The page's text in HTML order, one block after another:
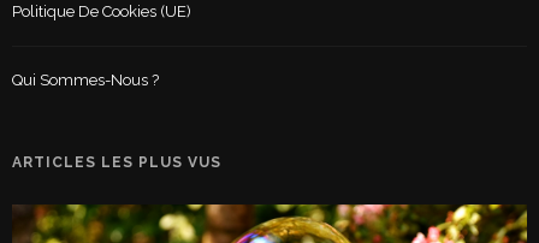
Politique De Cookies (UE)
Qui Sommes-Nous ?
ARTICLES LES PLUS VUS